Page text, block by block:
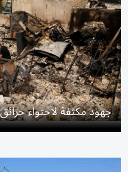
جهود مكثفة لاحتواء